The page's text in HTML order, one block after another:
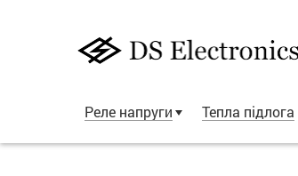
Реле напруги Тепла підлога